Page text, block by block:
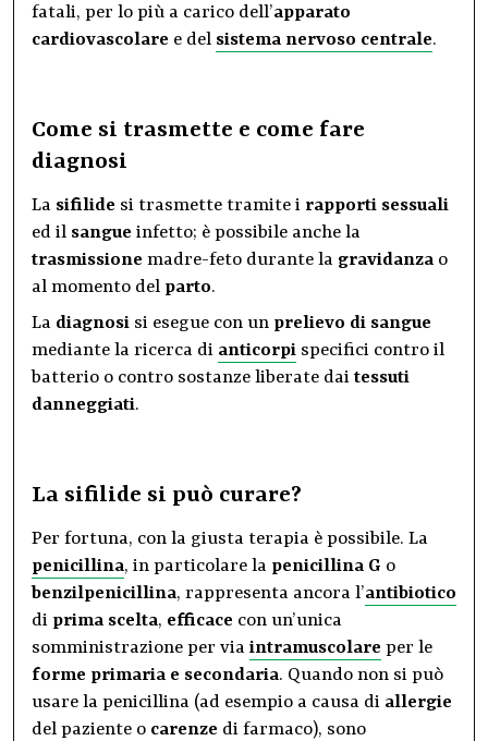
fatali, per lo più a carico dell’apparato
cardiovascolare e del sistema nervoso centrale.
Come si trasmette e come fare
diagnosi
La sifilide si trasmette tramite i rapporti sessuali
ed il sangue infetto; è possibile anche la
trasmissione madre-feto durante la gravidanza o
al momento del parto.
La diagnosi si esegue con un prelievo di sangue
mediante la ricerca di anticorpi specifici contro il
batterio o contro sostanze liberate dai tessuti
danneggiati.
La sifilide si può curare?
Per fortuna, con la giusta terapia è possibile. La
penicillina, in particolare la penicillina G o
benzilpenicillina, rappresenta ancora l’antibiotico
di prima scelta, efficace con un’unica
somministrazione per via intramuscolare per le
forme primaria e secondaria. Quando non si può
usare la penicillina (ad esempio a causa di allergie
del paziente o carenze di farmaco), sono